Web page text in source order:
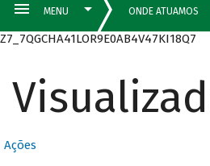
Z7_7QGCHA41LOR9E0AB4V47KI18Q7
Ações